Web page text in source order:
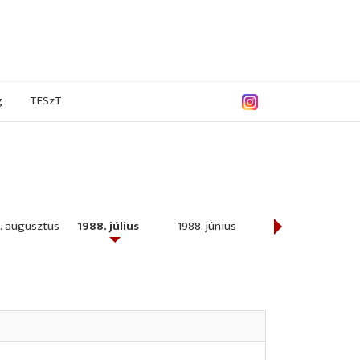
TESzT
augusztus 1988. július 1988. június 1988. május